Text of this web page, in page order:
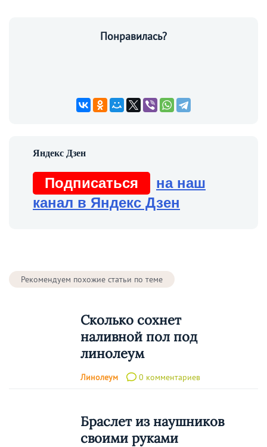
Понравилась?
Подписаться
на наш
канал в Яндекс Дзен
Рекомендуем похожие статьи по теме
Сколько сохнет
наливной пол под
линолеум
Линолеум 0 комментариев
Браслет из наушников
своими руками